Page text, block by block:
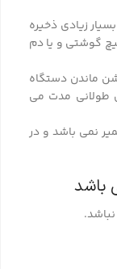
زیادی ذخیره
گوشتی و یا دم
ماندن دستگاه
طولانی مدت می
نمی باشد و در
باشد